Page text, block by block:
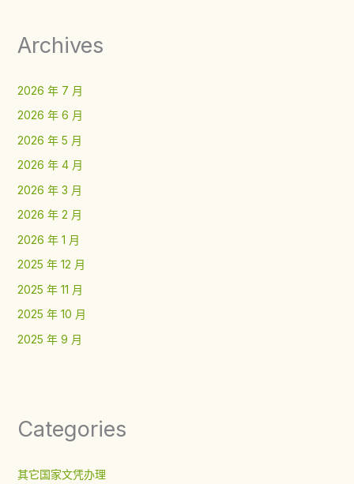
Archives
2026 年 7 月
2026 年 6 月
2026 年 5 月
2026 年 4 月
2026 年 3 月
2026 年 2 月
2026 年 1 月
2025 年 12 月
2025 年 11 月
2025 年 10 月
2025 年 9 月
Categories
其它国家文凭办理